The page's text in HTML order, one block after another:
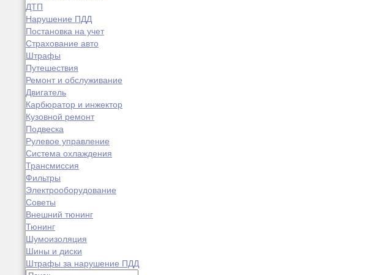
ДТП
Нарушение ПДД
Постановка на учет
Страхование авто
Штрафы
Путешествия
Ремонт и обслуживание
Двигатель
Карбюратор и инжектор
Кузовной ремонт
Подвеска
Рулевое управление
Система охлаждения
Трансмиссия
Фильтры
Электрооборудование
Советы
Внешний тюнинг
Тюнинг
Шумоизоляция
Шины и диски
Штрафы за нарушение ПДД